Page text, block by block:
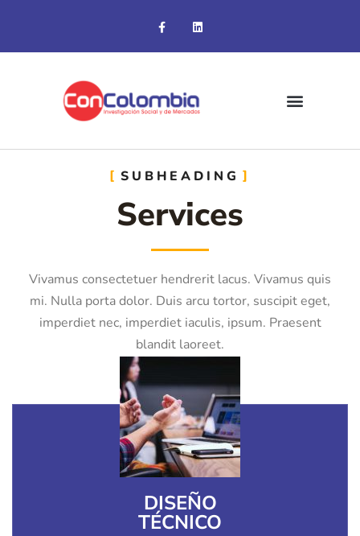
SUBHEADING
Services
Vivamus consectetuer hendrerit lacus. Vivamus quis
mi. Nulla porta dolor. Duis arcu tortor, suscipit eget,
imperdiet nec, imperdiet iaculis, ipsum. Praesent
blandit laoreet.
DISEÑO
TÉCNICO